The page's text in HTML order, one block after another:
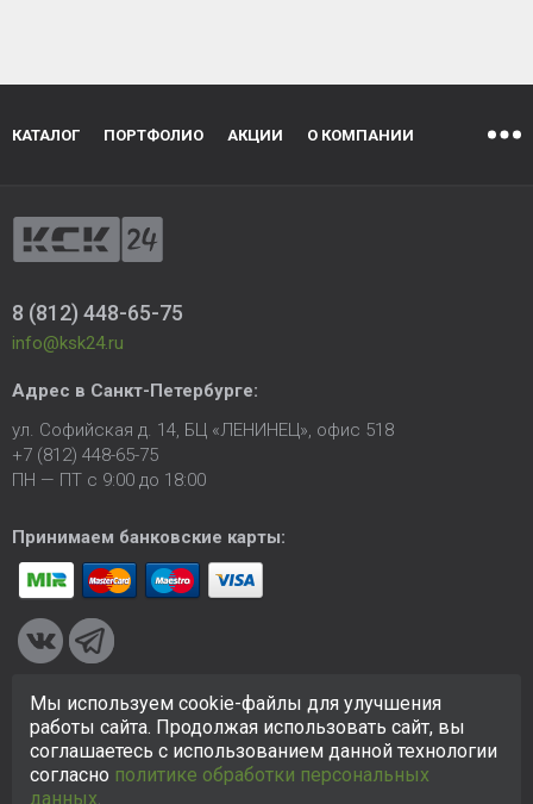
КАТАЛОГ ПОРТФОЛИО АКЦИИ О КОМПАНИИ
8 (812) 448-65-75
info@ksk24.ru
Адрес в Санкт-Петербурге:
ул. Софийская д. 14, БЦ «ЛЕНИНЕЦ», офис 518
+7 (812) 448-65-75
ПН — ПТ с 9:00 до 18:00
Принимаем банковские карты:
© 2005-2026 ООО «КСК». Сайтhttps://ksk24.ruсоздан
исключительно в информационных целях и любая информация
на сайте не является публичной офертой.Политика в
отношении персональных данных
Мы используем cookie-файлы для улучшения
работы сайта. Продолжая использовать сайт, вы
соглашаетесь с использованием данной технологии
согласно политике обработки персональных
данных.